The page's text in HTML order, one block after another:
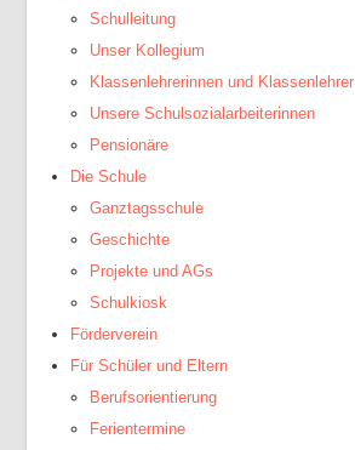
Schulleitung
Unser Kollegium
Klassenlehrerinnen und Klassenlehrer
Unsere Schulsozialarbeiterinnen
Pensionäre
Die Schule
Ganztagsschule
Geschichte
Projekte und AGs
Schulkiosk
Förderverein
Für Schüler und Eltern
Berufsorientierung
Ferientermine